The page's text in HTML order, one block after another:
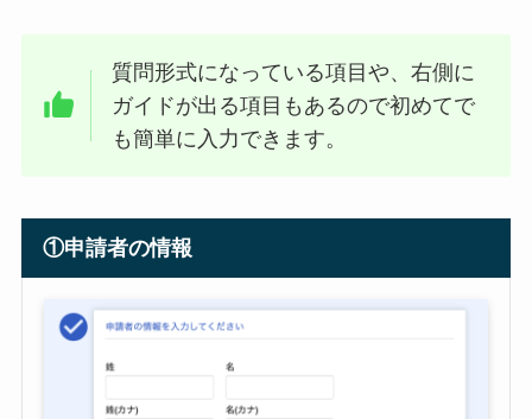
質問形式になっている項目や、右側に
ガイドが出る項目もあるので初めてで
も簡単に入力できます。
①申請者の情報